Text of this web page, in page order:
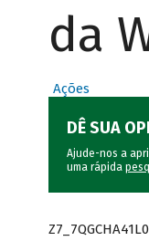
da
Ações
DÊ SUA
Ajude-nos a
uma rápida